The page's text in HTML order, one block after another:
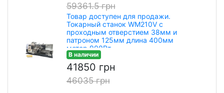
59361.5 грн
Товар доступен для продажи.
Токарный станок WM210V с
проходным отверстием 38мм и
патроном 125мм длина 400мм
мотор 900Вт
В наличии
41850 грн
46035 грн